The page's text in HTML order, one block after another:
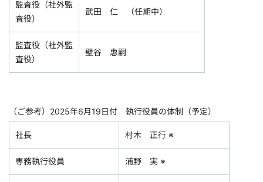
監査役（社外監
査役）
武田 仁 （任期中）
監査役（社外監
査役）
壁谷 惠嗣
（ご参考）2025年6月19日付 執行役員の体制（予定）
社長 村木 正行 ※
専務執行役員 浦野 実 ※